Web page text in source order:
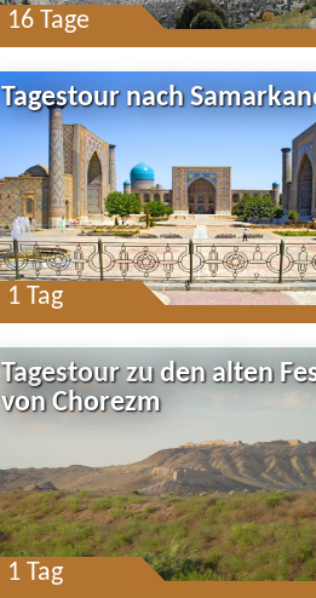
16 Tage
Tagestour nach
1 Tag
Tagestour zu den alten
von Chorezm
1 Tag